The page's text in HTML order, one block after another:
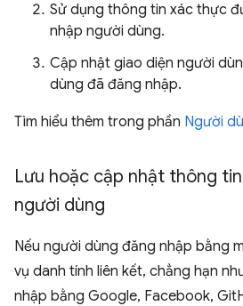
Sử dụng thông tin xác thực
nhập người dùng.
Cập nhật giao diện người
dùng đã đăng nhập.
Tìm hiểu thêm trong phần Người
Lưu hoặc cập nhật thông
người dùng
Nếu người dùng đăng nhập bằng
vụ danh tính liên kết, chẳng hạn
nhập bằng Google, Facebook,